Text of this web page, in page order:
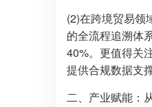
(2)在跨境贸易领
的全流程追溯体
40%。更值得关
提供合规数据支
二、产业赋能：